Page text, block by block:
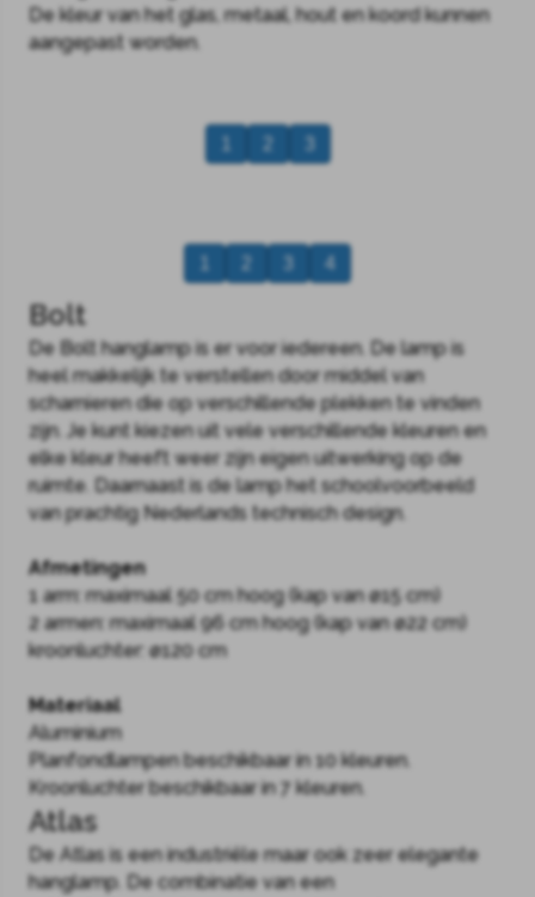
De kleur van het glas, metaal, hout en koord kunnen
aangepast worden.
4
Bolt
De Bolt hanglamp is er voor iedereen. De lamp is
heel makkelijk te verstellen door middel van
scharnieren die op verschillende plekken te vinden
zijn. Je kunt kiezen uit vele verschillende kleuren en
elke kleur heeft weer zijn eigen uitwerking op de
ruimte. Daarnaast is de lamp het schoolvoorbeeld
van prachtig Nederlands technisch design.
Afmetingen
1 arm: maximaal 50 cm hoog (kap van ø15 cm)
2 armen: maximaal 96 cm hoog (kap van ø22 cm)
kroonluchter: ø120 cm
Materiaal
Aluminium
Planfondlampen beschikbaar in 10 kleuren.
Kroonluchter beschikbaar in 7 kleuren.
Atlas
De Atlas is een industriële maar ook zeer elegante
hanglamp. De combinatie van een